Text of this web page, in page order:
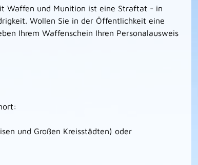
Waffen und Munition ist eine Straftat - in
Wollen Sie in der Öffentlichkeit eine
Ihrem Waffenschein Ihren Personalausweis
und Großen Kreisstädten) oder